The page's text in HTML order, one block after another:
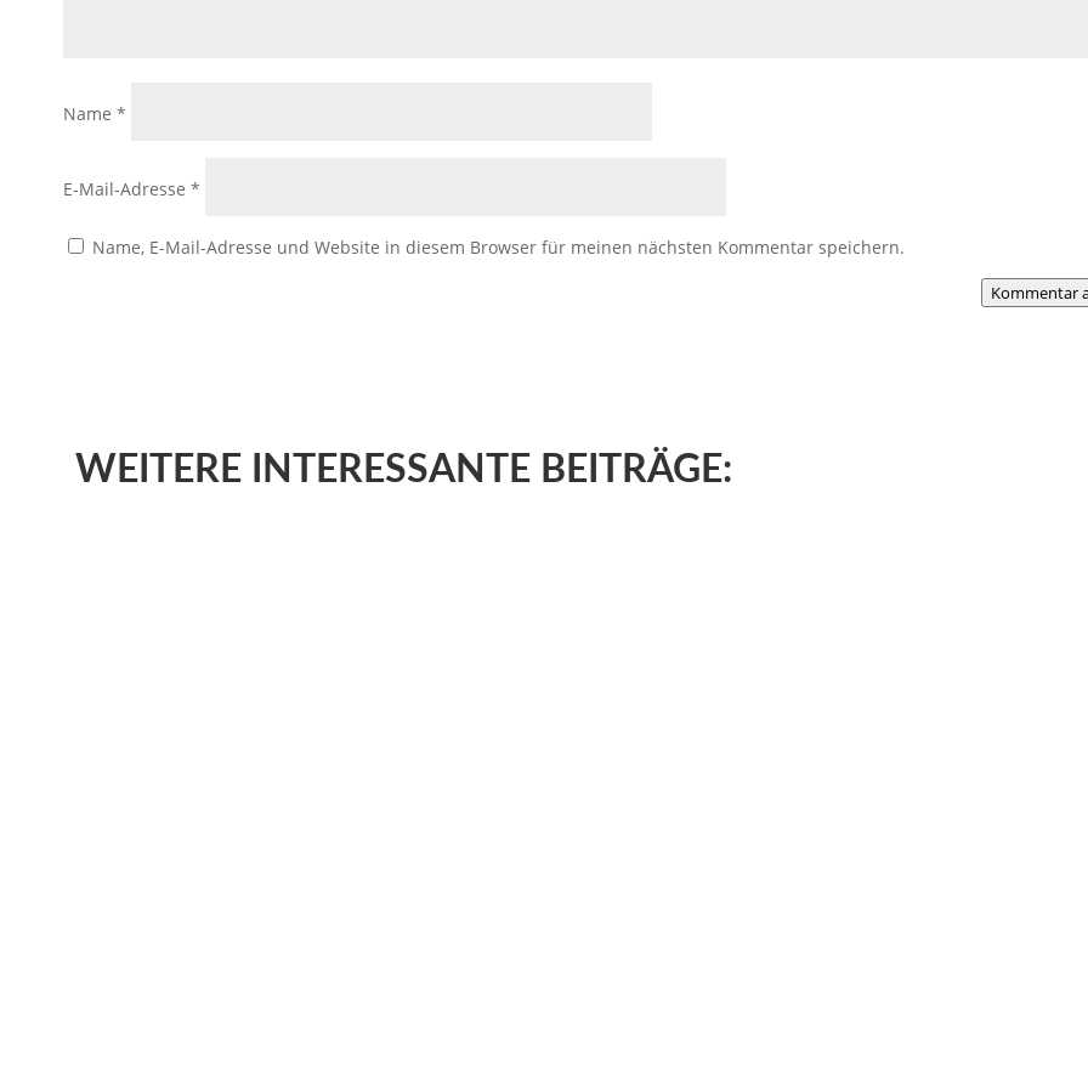
Name *
E-Mail-Adresse *
Name, E-Mail-Adresse und Website in diesem Browser für meinen nächsten Kommentar speichern.
Kommentar
WEITERE INTERESSANTE BEITRÄGE: